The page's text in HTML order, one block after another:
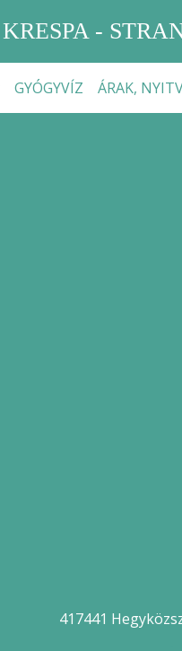
KRESPA -
GYÓGYVÍZ ÁRAK,
417441